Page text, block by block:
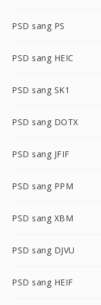
PSD sang PS
PSD sang HEIC
PSD sang SK1
PSD sang DOTX
PSD sang JFIF
PSD sang PPM
PSD sang XBM
PSD sang DJVU
PSD sang HEIF